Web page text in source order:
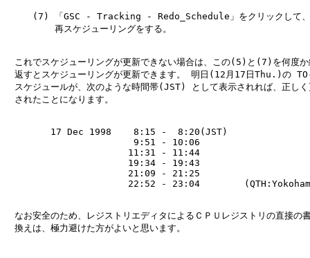
(7) 「GSC - Tracking - Redo_Schedule」をクリックして、
再スケジューリングをする。
これでスケジューリングが更新できない場合は、この(5)と(7)を何度か
返すとスケジューリングが更新できます。 明日(12月17日Thu.)の
スケジュールが、次のような時間帯(JST) として表示されれば、正しく
されたことになります。
17 Dec 1998    8:15 -  8:20(JST)
9:51 - 10:06
11:31 - 11:44
19:34 - 19:43
21:09 - 21:25
22:52 - 23:04
なお安全のため、レジストリエディタによるＣＰＵレジストリの直接の
換えは、極力避けた方がよいと思います。